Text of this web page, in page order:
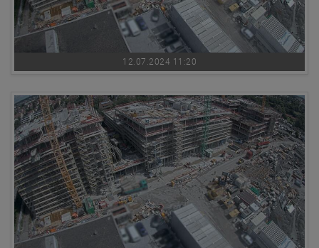
12.07.2024 11:20